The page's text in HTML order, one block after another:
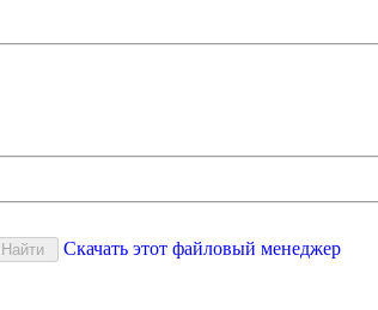
Скачать этот файловый менеджер